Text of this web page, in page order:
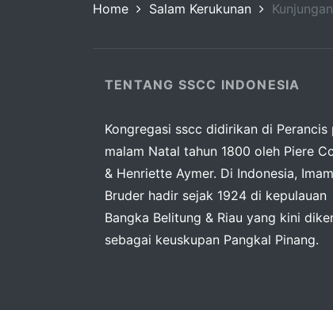
Home Salam Kerukunan
TENTANG SSCC INDONESIA
Kongregasi sscc didirikan di Perancis
malam Natal tahun 1800 oleh Piere
& Henriette Aymer. Di Indonesia,
Bruder hadir sejak 1924 di kepulauan
Bangka Belitung & Riau yang kini
sebagai keuskupan Pangkal Pinang.